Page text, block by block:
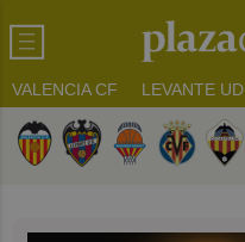
VALENCIA CF LEVANTE UD